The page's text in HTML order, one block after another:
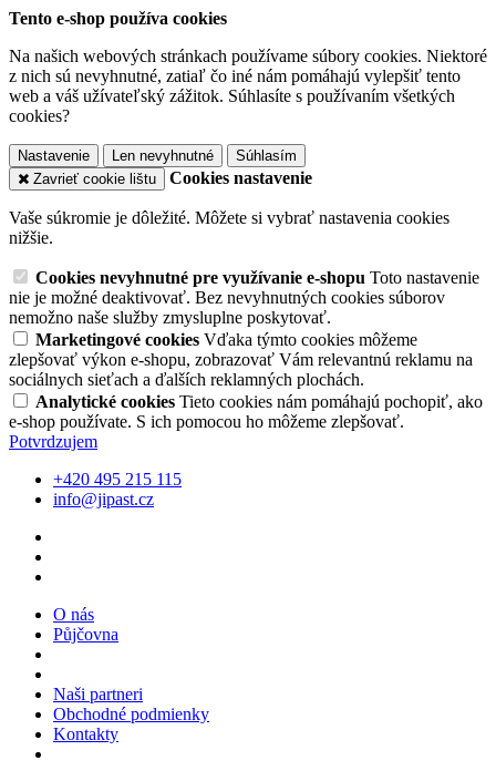
Tento e-shop používa cookies
Na našich webových stránkach používame súbory cookies. Niektoré
z nich sú nevyhnutné, zatiaľ čo iné nám pomáhajú vylepšiť tento
web a váš užívateľský zážitok. Súhlasíte s používaním všetkých
cookies?
Nastavenie Len nevyhnutné
Súhlasím
Zavrieť cookie lištu
Cookies nastavenie
Vaše súkromie je dôležité. Môžete si vybrať nastavenia cookies
nižšie.
Cookies nevyhnutné pre využívanie e-shopu Toto nastavenie
nie je možné deaktivovať. Bez nevyhnutných cookies súborov
nemožno naše služby zmysluplne poskytovať.
Marketingové cookies Vďaka týmto cookies môžeme
zlepšovať výkon e-shopu, zobrazovať Vám relevantnú reklamu na
sociálnych sieťach a ďalších reklamných plochách.
Analytické cookies Tieto cookies nám pomáhajú pochopiť, ako
e-shop používate. S ich pomocou ho môžeme zlepšovať.
Potvrdzujem
+420 495 215 115
info@jipast.cz
O nás
Půjčovna
Naši partneri
Obchodné podmienky
Kontakty